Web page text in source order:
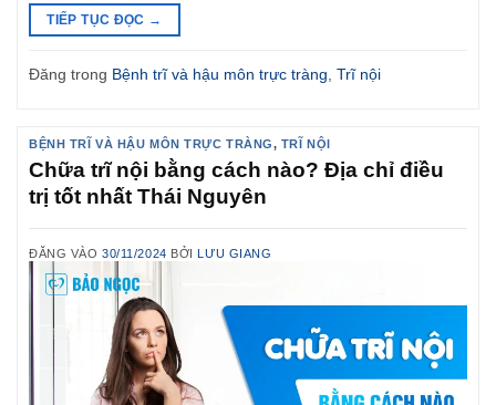
TIẾP TỤC ĐỌC →
Đăng trong Bệnh trĩ và hậu môn trực tràng Trĩ nội
BỆNH TRĨ VÀ HẬU MÔN TRỰC TRÀNG, TRĨ NỘI
Chữa trĩ nội bằng cách nào? Địa chỉ điều
trị tốt nhất Thái Nguyên
ĐĂNG VÀO30/11/2024 BỞILƯU GIANG